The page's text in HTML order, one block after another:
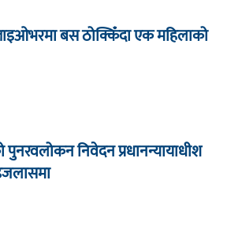
बस ठोक्किँदा एक महिलाको
पुनरवलोकन निवेदन प्रधानन्यायाधीश